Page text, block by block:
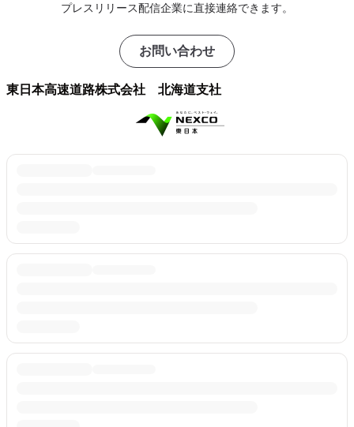
プレスリリース配信企業に直接連絡できます。
お問い合わせ
東日本高速道路株式会社 北海道支社